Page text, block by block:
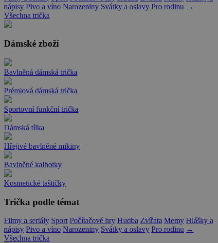
nápisy Pivo a víno Narozeniny Svátky a oslavy Pro rodinu →
Všechna trička
Dámské zboží
Bavlněná dámská trička
Prémiová dámská trička
Sportovní funkční trička
Dámská tílka
Hřejivé bavlněné mikiny
Bavlněné kalhotky
Kosmetické taštičky
Trička podle témat
Filmy a seriály Sport Počítačové hry Hudba Zvířata Memy Hlášky a
nápisy Pivo a víno Narozeniny Svátky a oslavy Pro rodinu →
Všechna trička